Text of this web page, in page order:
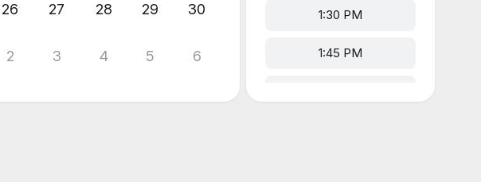
26 27 28 29 30
2 3 4 5 6
1:30 PM
1:45 PM